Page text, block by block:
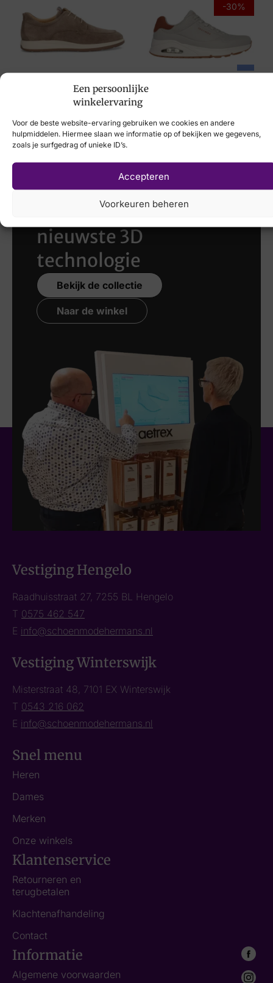
Een persoonlijke
winkelervaring
Voor de beste website-ervaring gebruiken we cookies en andere
hulpmiddelen. Hiermee slaan we informatie op of bekijken we gegevens,
zoals je surfgedrag of unieke ID’s.
Accepteren
Voorkeuren beheren
Stretch Walker
Artikelnummer
30088.1.499
-30%
€
Laat uw voeten
scannen met de
nieuwste 3D
technologie
Bekijk de collectie
Naar de winkel
Vestiging Hengelo
Raadhuisstraat 27, 7255 BL Hengelo
T 0575 462 547
E info@schoenmodehermans.nl
Vestiging Winterswijk
Misterstraat 48, 7101 EX Winterswijk
T 0543 216 062
E info@schoenmodehermans.nl
Snel menu
Heren
Dames
Merken
Onze winkels
Klantenservice
Retourneren en
terugbetalen
Klachtenafhandeling
Contact
Informatie
Algemene voorwaarden